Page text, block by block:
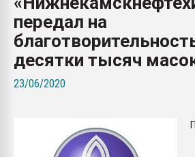
передал на
десятки тысяч
23/06/2020